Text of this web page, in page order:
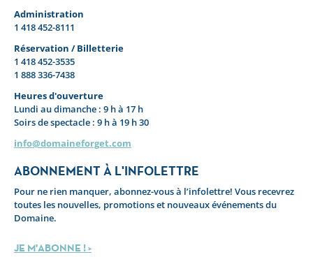
Administration
1 418 452-8111
Réservation / Billetterie
1 418 452-3535
1 888 336-7438
Heures d'ouverture
Lundi au dimanche : 9 h à 17 h
Soirs de spectacle : 9 h à 19 h 30
info@domaineforget.com
ABONNEMENT À L'INFOLETTRE
Pour ne rien manquer, abonnez-vous à l’infolettre! Vous recevrez
toutes les nouvelles, promotions et nouveaux événements du
Domaine.
JE M'ABONNE ! >